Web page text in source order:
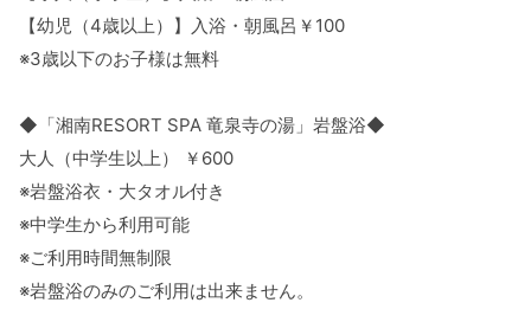
【幼児（4歳以上）】入浴・朝風呂￥100
※3歳以下のお子様は無料
◆「湘南RESORT SPA 竜泉寺の湯」岩盤浴◆
大人（中学生以上） ￥600
※岩盤浴衣・大タオル付き
※中学生から利用可能
※ご利用時間無制限
※岩盤浴のみのご利用は出来ません。